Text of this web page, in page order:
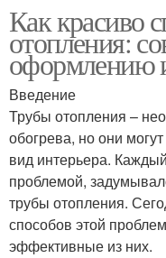
Как красиво
отопления:
оформлению
Введение
Трубы отопления –
обогрева, но они
вид интерьера.
проблемой,
трубы отопления.
способов этой
эффективные из них.